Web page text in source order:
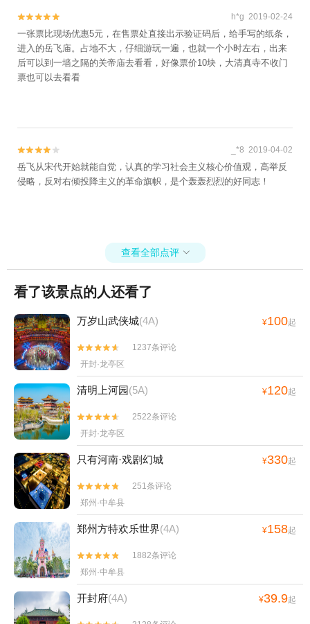

 h*g 2019-02-24
一张票比现场优惠5元，在售票处直接出示验证码后，给手写的纸条，
进入的岳飞庙。占地不大，仔细游玩一遍，也就一个小时左右，出来
后可以到一墙之隔的关帝庙去看看，好像票价10块，大清真寺不收门
票也可以去看看

 _*8 2019-04-02
岳飞从宋代开始就能自觉，认真的学习社会主义核心价值观，高举反
侵略，反对右倾投降主义的革命旗帜，是个轰轰烈烈的好同志！
查看全部点评 
看了该景点的人还看了
万岁山武侠城(4A) ¥100起


1237条评论
开封·龙亭区
清明上河园(5A) ¥120起


2522条评论
开封·龙亭区
只有河南·戏剧幻城 ¥330起


251条评论
郑州·中牟县
郑州方特欢乐世界(4A) ¥158起


1882条评论
郑州·中牟县
开封府(4A) ¥39.9起